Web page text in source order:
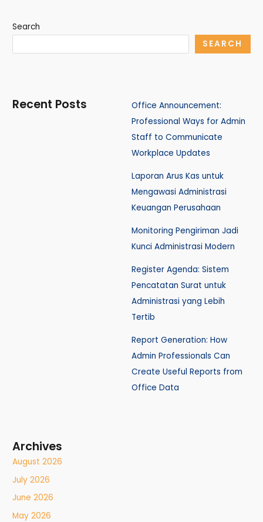
Search
SEARCH
Recent Posts
Office Announcement:
Professional Ways for Admin
Staff to Communicate
Workplace Updates
Laporan Arus Kas untuk
Mengawasi Administrasi
Keuangan Perusahaan
Monitoring Pengiriman Jadi
Kunci Administrasi Modern
Register Agenda: Sistem
Pencatatan Surat untuk
Administrasi yang Lebih
Tertib
Report Generation: How
Admin Professionals Can
Create Useful Reports from
Office Data
Archives
August 2026
July 2026
June 2026
May 2026